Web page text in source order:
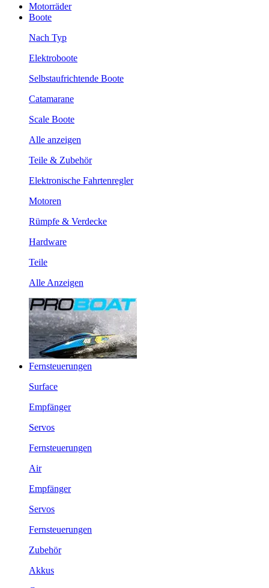
Motorräder
Boote
Nach Typ
Elektroboote
Selbstaufrichtende Boote
Catamarane
Scale Boote
Alle anzeigen
Teile & Zubehör
Elektronische Fahrtenregler
Motoren
Rümpfe & Verdecke
Hardware
Teile
Alle Anzeigen
Fernsteuerungen
Surface
Empfänger
Servos
Fernsteuerungen
Air
Empfänger
Servos
Fernsteuerungen
Zubehör
Akkus